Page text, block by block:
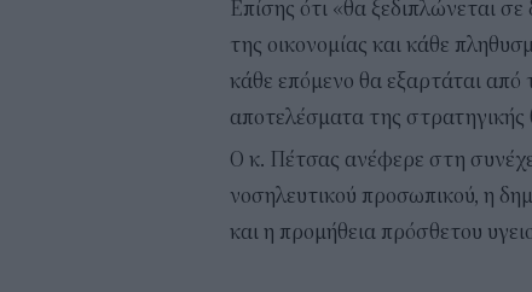
Επίσης ότι «θα ξεδιπλώνεται
της οικονομίας και κάθε
κάθε επόμενο θα εξαρτάται
αποτελέσματα της στρατηγικής
Ο κ. Πέτσας ανέφερε στη
νοσηλευτικού προσωπικού, η
και η προμήθεια πρόσθετου